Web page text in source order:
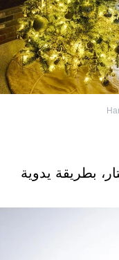
بطريقة يدوية